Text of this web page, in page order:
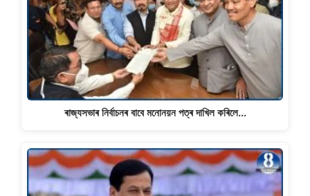
ৰাজ্যসভাৰ নিৰ্বাচনৰ বাবে মনোনয়ন পত্ৰ দাখিল কৰিলে…